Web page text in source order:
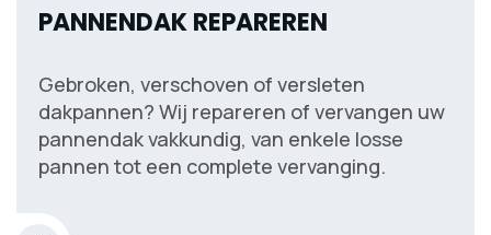
PANNENDAK REPAREREN
Gebroken, verschoven of versleten
dakpannen? Wij repareren of vervangen uw
pannendak vakkundig, van enkele losse
pannen tot een complete vervanging.